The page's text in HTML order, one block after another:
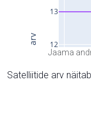
Jaama
Satelliitide arv